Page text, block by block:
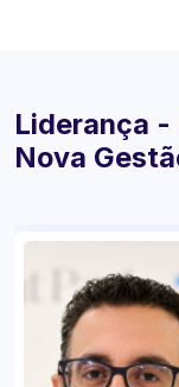
Liderança -
Nova